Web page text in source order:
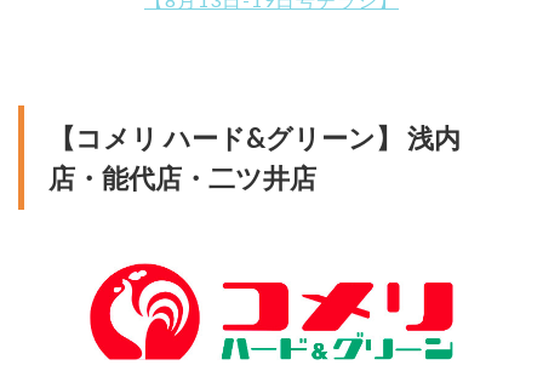
【コメリ ハード&グリーン】 浅内
店・能代店・二ツ井店